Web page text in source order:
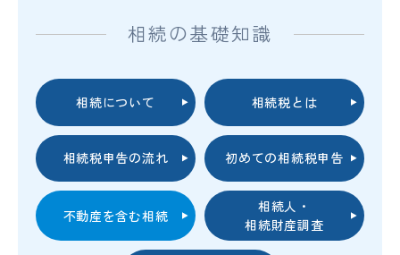
相続の基礎知識
相続について 相続税とは
相続税申告の流れ 初めての相続税申告
不動産を含む相続
相続人・
相続財産調査